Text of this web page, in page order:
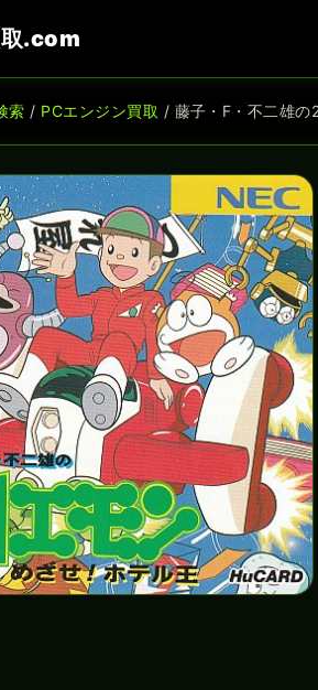
.com
索 / PCエンジン買取 / 藤子・F・不二雄の